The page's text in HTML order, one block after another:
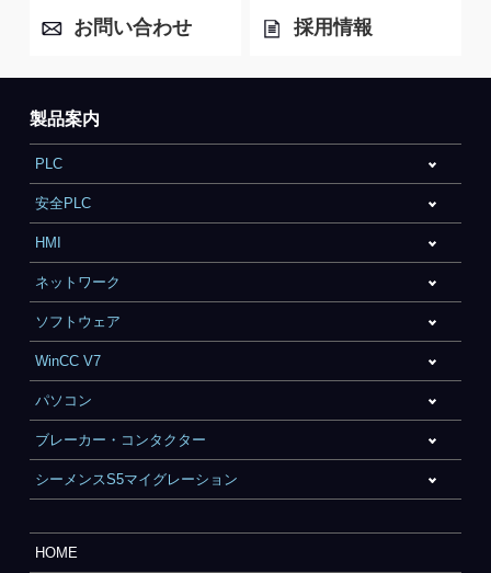
お問い合わせ 採用情報
製品案内
PLC
安全PLC
HMI
ネットワーク
ソフトウェア
WinCC V7
パソコン
ブレーカー・コンタクター
シーメンスS5マイグレーション
HOME